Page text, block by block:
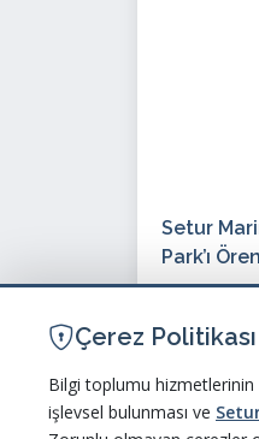
Setur
Park’ı
Sunuyor
Çerez Politikası
Bilgi toplumu hizmetlerinin
işlevsel bulunması ve